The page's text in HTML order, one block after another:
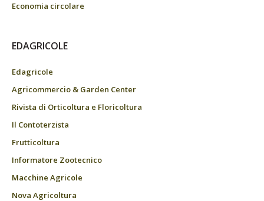
Economia circolare
EDAGRICOLE
Edagricole
Agricommercio & Garden Center
Rivista di Orticoltura e Floricoltura
Il Contoterzista
Frutticoltura
Informatore Zootecnico
Macchine Agricole
Nova Agricoltura